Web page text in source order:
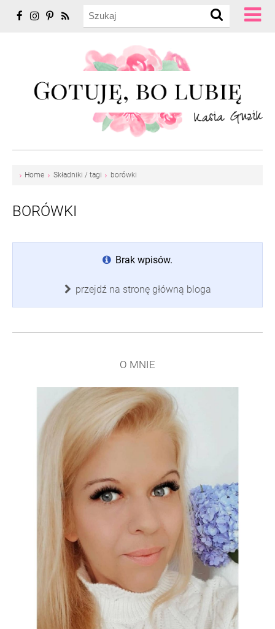
Home Składniki / tagi borówki
BORÓWKI
Brak wpisów.
przejdź na stronę główną bloga
O MNIE